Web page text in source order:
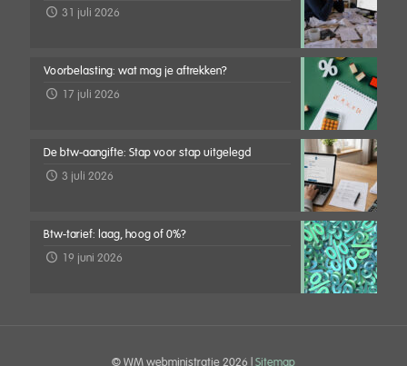
31 juli 2026
Voorbelasting: wat mag je aftrekken?
17 juli 2026
De btw-aangifte: Stap voor stap uitgelegd
3 juli 2026
Btw-tarief: laag, hoog of 0%?
19 juni 2026
© WM webministratie 2026 | Sitemap